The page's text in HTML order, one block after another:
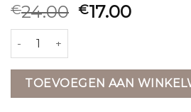
€24.00 €17.00
gouden oorbellen 14k aantal
TOEVOEGEN AAN